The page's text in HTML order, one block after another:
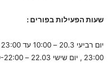
שעות הפעילות בפורים :